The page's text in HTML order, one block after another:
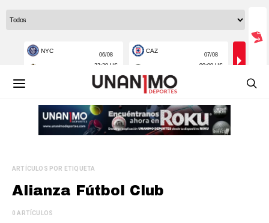
ARTÍCULOS POR ETIQUETA
Alianza Fútbol Club
0 ARTÍCULOS